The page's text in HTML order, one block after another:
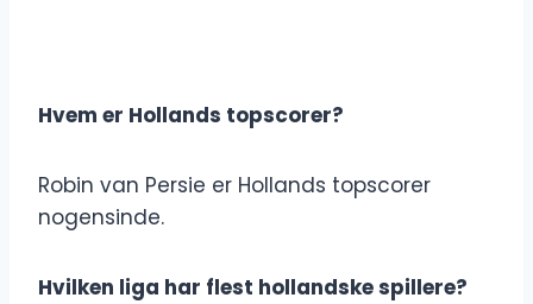
Hvem er Hollands topscorer?
Robin van Persie er Hollands topscorer
nogensinde.
Hvilken liga har flest hollandske spillere?